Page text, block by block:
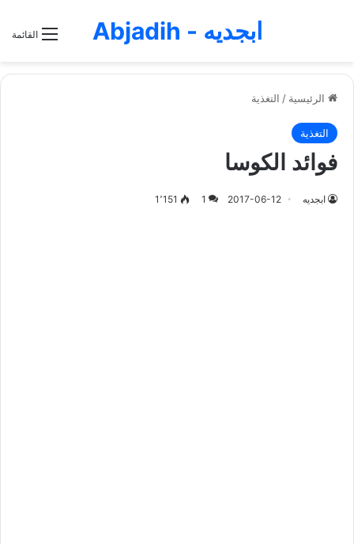
القائمة ابجديه - Abjadih
الرئيسية / التغذية
التغذية
فوائد الكوسا
ابجديه 2017-06-12
1 1٬151